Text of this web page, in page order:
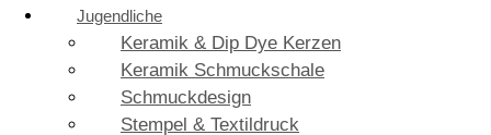
Jugendliche
Keramik & Dip Dye Kerzen
Keramik Schmuckschale
Schmuckdesign
Stempel & Textildruck